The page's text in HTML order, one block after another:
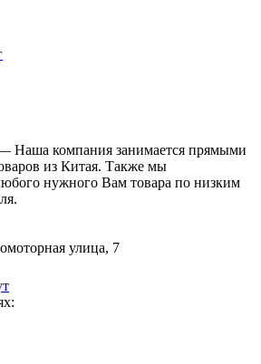
Наша компания занимается прямыми
из Китая. Также мы
нужного Вам товара по низким
улица, 7